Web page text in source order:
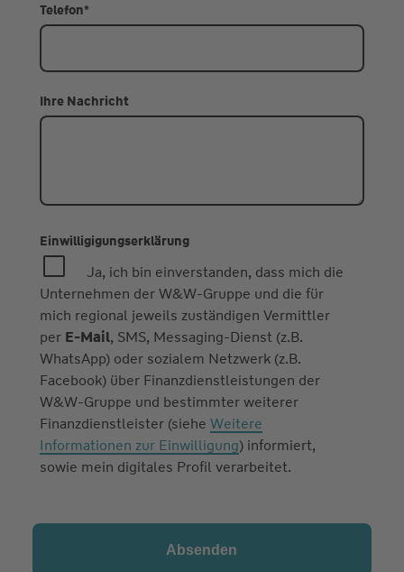
Telefon*
Ihre Nachricht
Einwilligigungserklärung
Ja, ich bin einverstanden, dass mich die
Unternehmen der W&W-Gruppe und die für
mich regional jeweils zuständigen Vermittler
per E-Mail, SMS, Messaging-Dienst (z.B.
WhatsApp) oder sozialem Netzwerk (z.B.
Facebook) über Finanzdienstleistungen der
W&W-Gruppe und bestimmter weiterer
Finanzdienstleister (siehe Weitere
Informationen zur Einwilligung) informiert,
sowie mein digitales Profil verarbeitet.